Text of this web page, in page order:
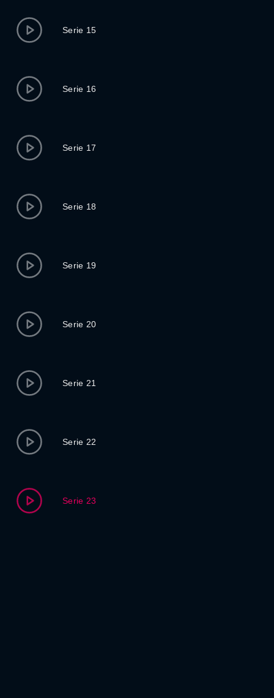
Serie 15
Serie 16
Serie 17
Serie 18
Serie 19
Serie 20
Serie 21
Serie 22
Serie 23